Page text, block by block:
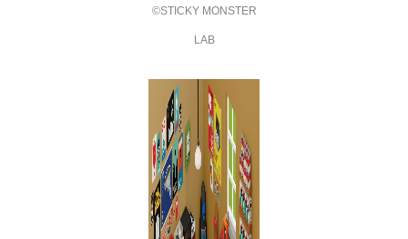
©STICKY MONSTER
LAB